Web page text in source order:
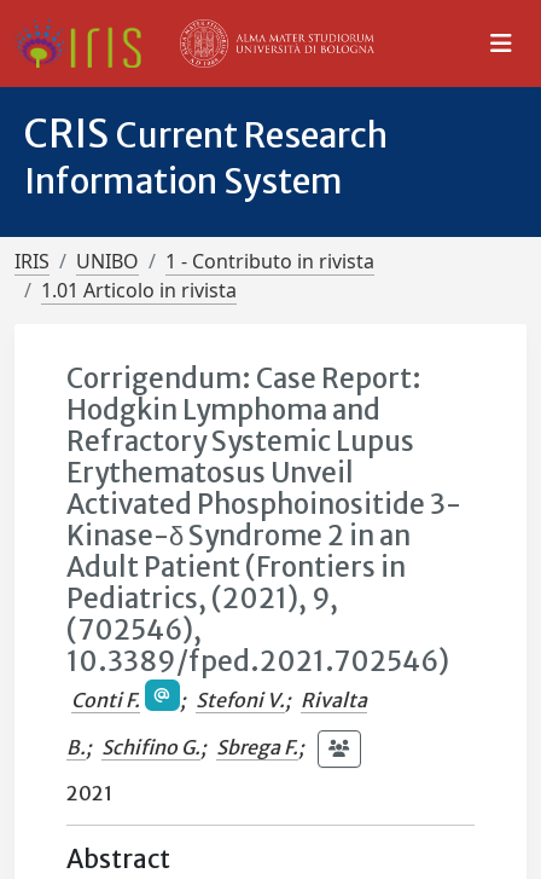
CRIS Current Research
Information System
IRIS UNIBO
1 - Contributo in rivista
1.01 Articolo in rivista
Corrigendum: Case Report:
Hodgkin Lymphoma and
Refractory Systemic Lupus
Erythematosus Unveil
Activated Phosphoinositide 3-
Kinase-δ Syndrome 2 in an
Adult Patient (Frontiers in
Pediatrics, (2021), 9,
(702546),
10.3389/fped.2021.702546)
Conti F. ; Stefoni V.; Rivalta
B.; Schifino G.; Sbrega F.;
2021
Abstract